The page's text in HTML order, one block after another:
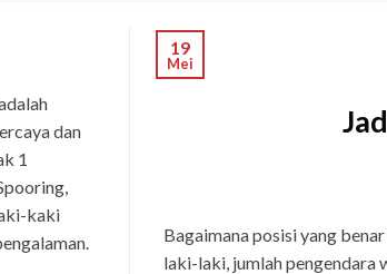
dan
1
kaki
19
Mei
Bagaimana posisi yang
laki-laki, jumlah pengendara